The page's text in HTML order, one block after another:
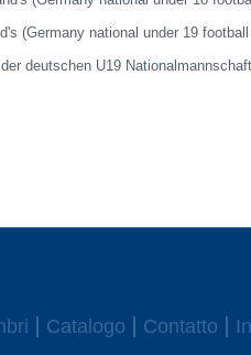
(Germany national under 19
deutschen U19
Catalogo Contatto